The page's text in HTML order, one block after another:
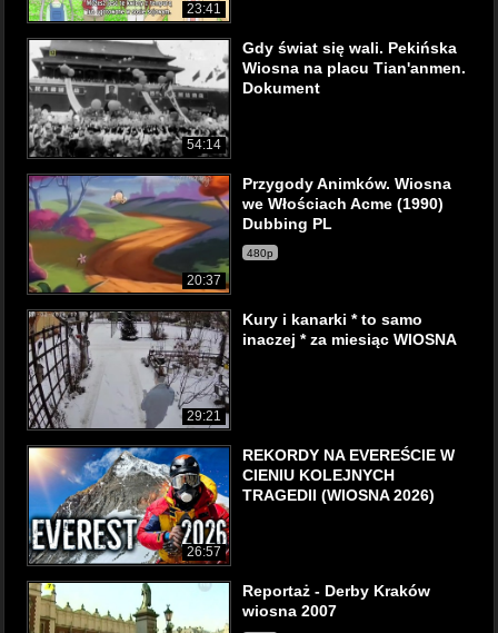
23:41
54:14
Gdy świat się wali. Pekińska
Wiosna na placu Tian'anmen.
Dokument
20:37
Przygody Animków. Wiosna
we Włościach Acme (1990)
Dubbing PL
480p
29:21
Kury i kanarki * to samo
inaczej * za miesiąc WIOSNA
26:57
REKORDY NA EVEREŚCIE W
CIENIU KOLEJNYCH
TRAGEDII (WIOSNA 2026)
Reportaż - Derby Kraków
wiosna 2007